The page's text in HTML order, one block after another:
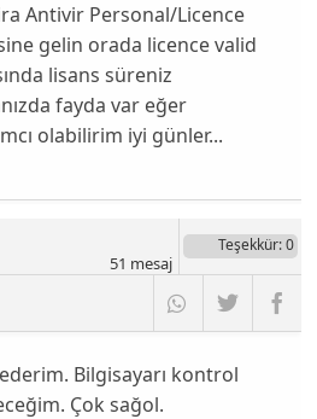
Antivir Personal/Licence
gelin orada licence valid
lisans süreniz
fayda var eğer
olabilirim iyi günler...
Teşekkür: 0
51 mesaj
Bilgisayarı kontrol
Çok sağol.